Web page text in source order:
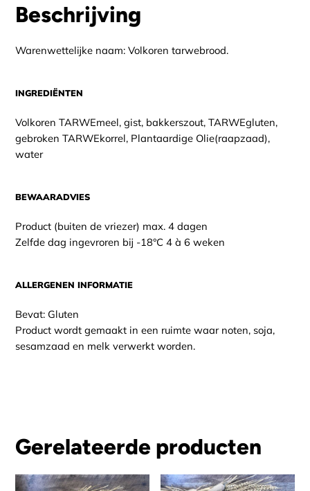
Beschrijving
Warenwettelijke naam: Volkoren tarwebrood.
INGREDIËNTEN
Volkoren TARWEmeel, gist, bakkerszout, TARWEgluten,
gebroken TARWEkorrel, Plantaardige Olie(raapzaad),
water
BEWAARADVIES
Product (buiten de vriezer) max. 4 dagen
Zelfde dag ingevroren bij -18°C 4 à 6 weken
ALLERGENEN INFORMATIE
Bevat: Gluten
Product wordt gemaakt in een ruimte waar noten, soja,
sesamzaad en melk verwerkt worden.
Gerelateerde producten